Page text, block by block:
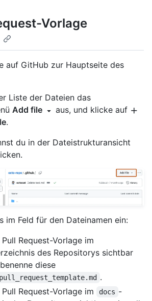
Vorlage
auf GitHub zur Hauptseite des
Liste der Dateien das
Add file
aus, und klicke auf
.
du in der Dateistrukturansicht
im Feld für den Dateinamen ein:
Request-Vorlage im
des Repositorys sichtbar
diese
pull_request_template.md .
Request-Vorlage im
docs -